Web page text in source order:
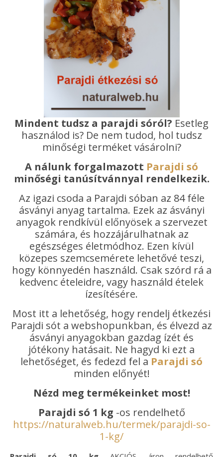
Mindent tudsz a parajdi sóról? Esetleg
használod is? De nem tudod, hol tudsz
minőségi terméket vásárolni?
A nálunk forgalmazott Parajdi só
minőségi tanúsítvánnyal rendelkezik.
Az igazi csoda a Parajdi sóban az 84 féle
ásványi anyag tartalma. Ezek az ásványi
anyagok rendkívül előnyösek a szervezet
számára, és hozzájárulhatnak az
egészséges életmódhoz. Ezen kívül
közepes szemcsemérete lehetővé teszi,
hogy könnyedén használd. Csak szórd rá a
kedvenc ételeidre, vagy használd ételek
ízesítésére.
Most itt a lehetőség, hogy rendelj étkezési
Parajdi sót a webshopunkban, és élvezd az
ásványi anyagokban gazdag ízét és
jótékony hatásait. Ne hagyd ki ezt a
lehetőséget, és fedezd fel a Parajdi só
minden előnyét!
Nézd meg termékeinket most!
Parajdi só 1 kg -os rendelhető
https://naturalweb.hu/termek/parajdi-so-
1-kg/